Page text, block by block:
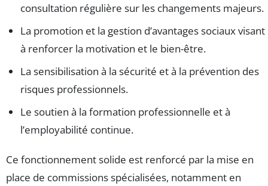
consultation régulière sur les changements majeurs.
La promotion et la gestion d’avantages sociaux visant
à renforcer la motivation et le bien-être.
La sensibilisation à la sécurité et à la prévention des
risques professionnels.
Le soutien à la formation professionnelle et à
l’employabilité continue.
Ce fonctionnement solide est renforcé par la mise en
place de commissions spécialisées, notamment en